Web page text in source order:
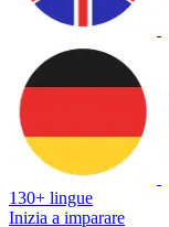
130+ lingue
Inizia a imparare